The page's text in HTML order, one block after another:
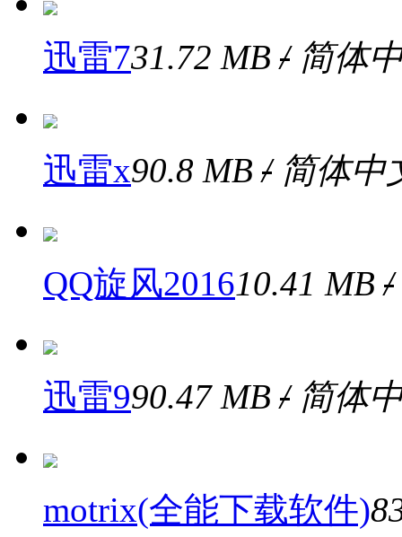
迅雷731.72 MB/简体
迅雷x90.8 MB/简体中
QQ旋风201610.41 MB/
迅雷990.47 MB/简体
motrix(全能下载软件)